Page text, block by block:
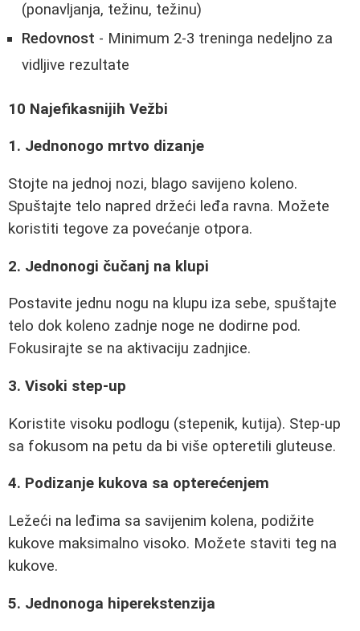
(ponavljanja, težinu, težinu)
Redovnost - Minimum 2-3 treninga nedeljno za
vidljive rezultate
10 Najefikasnijih Vežbi
1. Jednonogo mrtvo dizanje
Stojte na jednoj nozi, blago savijeno koleno.
Spuštajte telo napred držeći leđa ravna. Možete
koristiti tegove za povećanje otpora.
2. Jednonogi čučanj na klupi
Postavite jednu nogu na klupu iza sebe, spuštajte
telo dok koleno zadnje noge ne dodirne pod.
Fokusirajte se na aktivaciju zadnjice.
3. Visoki step-up
Koristite visoku podlogu (stepenik, kutija). Step-up
sa fokusom na petu da bi više opteretili gluteuse.
4. Podizanje kukova sa opterećenjem
Ležeći na leđima sa savijenim kolena, podižite
kukove maksimalno visoko. Možete staviti teg na
kukove.
5. Jednonoga hiperekstenzija